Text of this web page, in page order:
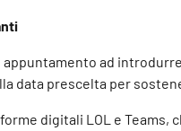
ad
data prescelta per
digitali LOL e Teams,